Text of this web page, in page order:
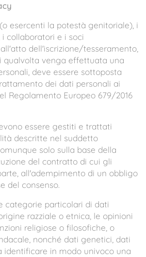
esercenti la potestà genitoriale), i
collaboratori e i soci
dell'iscrizione/tesseramento,
qualvolta venga effettuata una
deve essere sottoposta
dei dati personali ai
Regolamento Europeo 679/2016
essere gestiti e trattati
descritte nel suddetto
solo sulla base della
del contratto di cui gli
all'adempimento di un obbligo
del consenso.
categorie particolari di dati
razziale o etnica, le opinioni
religiose o filosofiche, o
nonché dati genetici, dati
identificare in modo univoco una